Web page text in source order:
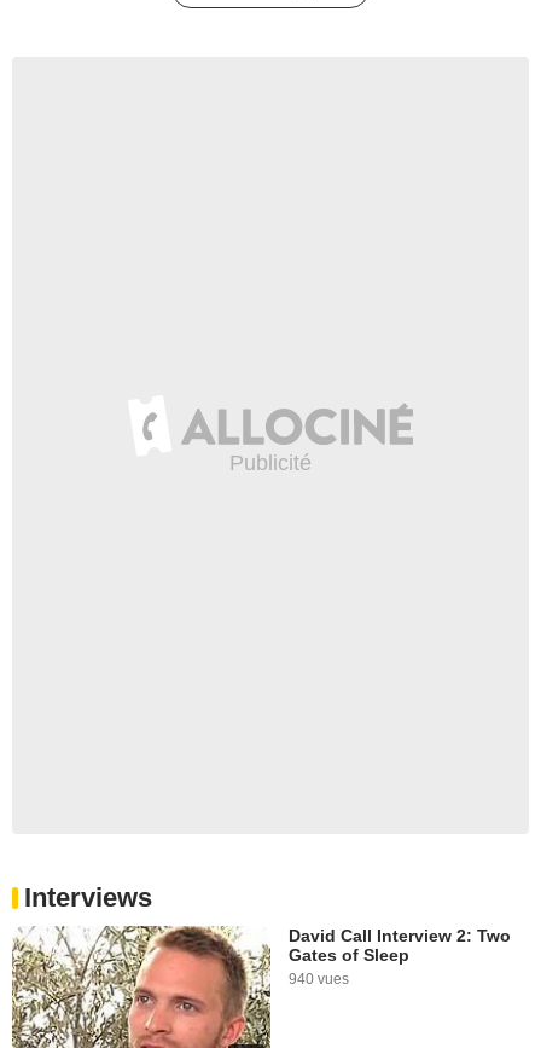
Interviews
David Call Interview 2: Two
Gates of Sleep
940 vues